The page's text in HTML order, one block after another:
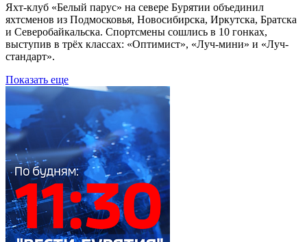
Яхт-клуб «Белый парус» на севере Бурятии объединил
яхтсменов из Подмосковья, Новосибирска, Иркутска, Братска
и Северобайкальска. Спортсмены сошлись в 10 гонках,
выступив в трёх классах: «Оптимист», «Луч-мини» и «Луч-
стандарт».
Показать еще